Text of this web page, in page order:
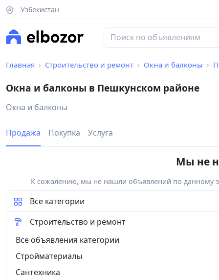
Узбекистан
Главная Строительство и ремонт Окна и балконы
Окна и балконы в Пешкунском районе
Окна и балконы
Продажа Покупка Услуга
Мы не
К сожалению, мы не нашли объявлений по данному
Все категории
Строительство и ремонт
Все объявления категории
Стройматериалы
Сантехника